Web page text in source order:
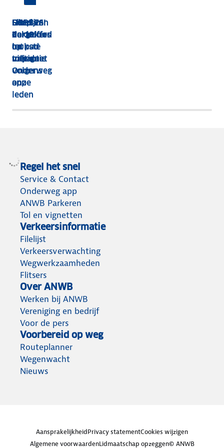
HEBBES!
Zorgeloos
op pad
met de
Onderweg
app
Shop van
dakkoffer
tot
tolvignet
Dit zijn
de 13
leukste
uitjes
volgens
onze
leden
Goed
verzekerd
op
vakantie
Regel het snel
Service & Contact
Onderweg app
ANWB Parkeren
Tol en vignetten
Verkeersinformatie
Filelijst
Verkeersverwachting
Wegwerkzaamheden
Flitsers
Over ANWB
Werken bij ANWB
Vereniging en bedrijf
Voor de pers
Voorbereid op weg
Routeplanner
Wegenwacht
Nieuws
AansprakelijkheidPrivacy statementCookies wijzigen
Algemene voorwaardenLidmaatschap opzeggen© ANWB